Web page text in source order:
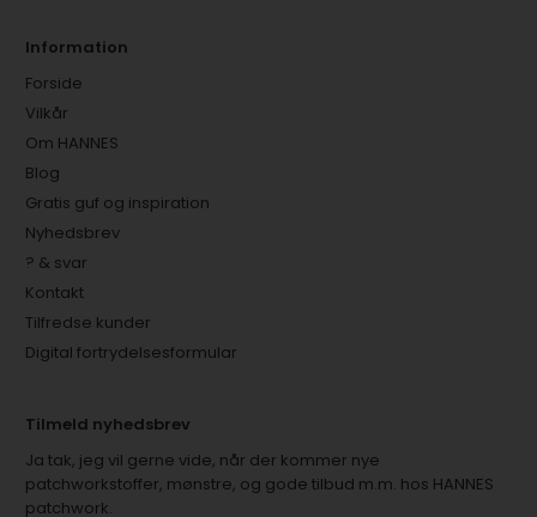
Information
Forside
Vilkår
Om HANNES
Blog
Gratis guf og inspiration
Nyhedsbrev
? & svar
Kontakt
Tilfredse kunder
Digital fortrydelsesformular
Tilmeld nyhedsbrev
Ja tak, jeg vil gerne vide, når der kommer nye
patchworkstoffer, mønstre, og gode tilbud m.m. hos HANNES
patchwork.